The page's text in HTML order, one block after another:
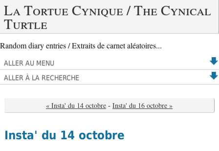
La Tortue Cynique / The Cynical
Turtle
Random diary entries / Extraits de carnet aléatoires...
ALLER AU MENU
ALLER À LA RECHERCHE
« Insta' du 14 octobre - Insta' du 16 octobre »
Insta' du 14 octobre